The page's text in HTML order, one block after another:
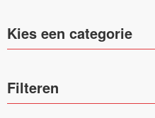
Kies een categorie
Filteren